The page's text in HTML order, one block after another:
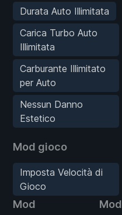
Durata Auto Illimitata
Carica Turbo Auto
Illimitata
Carburante Illimitato
per Auto
Nessun Danno
Estetico
Mod gioco
Imposta Velocità di
Gioco
Mod
Mod